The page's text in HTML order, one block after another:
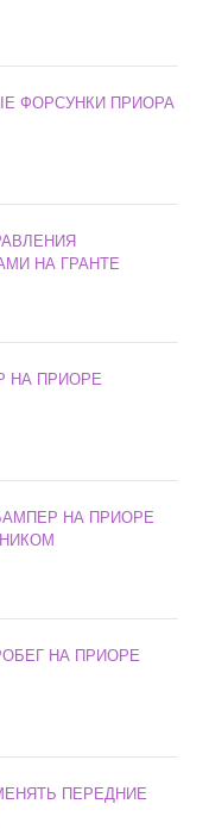
ФОРСУНКИ ПРИОРА
НА ГРАНТЕ
НА ПРИОРЕ
НА ПРИОРЕ
НА ПРИОРЕ
ПЕРЕДНИЕ